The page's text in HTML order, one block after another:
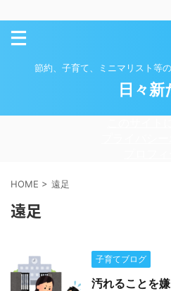
節約、子育て、ミニマリスト等
日々新
HOME > 遠足
遠足
子育てブログ
汚れることを